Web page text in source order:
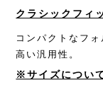
クラシックフィ
コンパクトなフ
高い汎用性。
※サイズについ